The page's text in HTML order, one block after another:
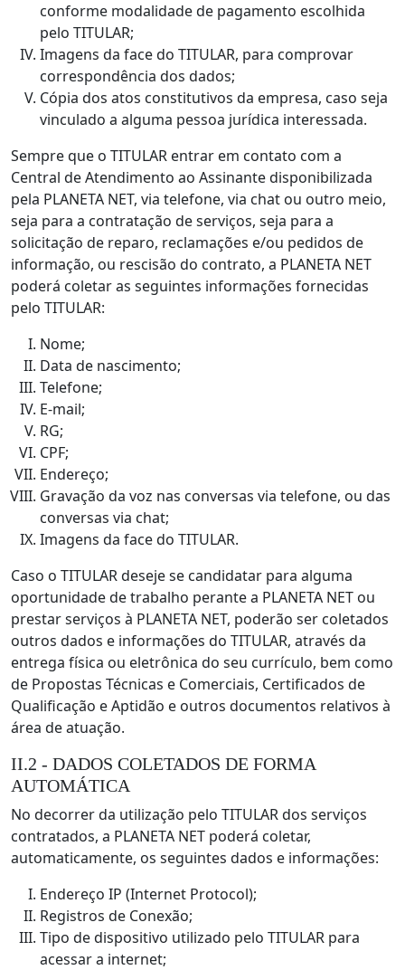
conforme modalidade de pagamento escolhida
pelo TITULAR;
Imagens da face do TITULAR, para comprovar
correspondência dos dados;
Cópia dos atos constitutivos da empresa, caso seja
vinculado a alguma pessoa jurídica interessada.
Sempre que o TITULAR entrar em contato com a
Central de Atendimento ao Assinante disponibilizada
pela PLANETA NET, via telefone, via chat ou outro meio,
seja para a contratação de serviços, seja para a
solicitação de reparo, reclamações e/ou pedidos de
informação, ou rescisão do contrato, a PLANETA NET
poderá coletar as seguintes informações fornecidas
pelo TITULAR:
Nome;
Data de nascimento;
Telefone;
E-mail;
RG;
CPF;
Endereço;
Gravação da voz nas conversas via telefone, ou das
conversas via chat;
Imagens da face do TITULAR.
Caso o TITULAR deseje se candidatar para alguma
oportunidade de trabalho perante a PLANETA NET ou
prestar serviços à PLANETA NET, poderão ser coletados
outros dados e informações do TITULAR, através da
entrega física ou eletrônica do seu currículo, bem como
de Propostas Técnicas e Comerciais, Certificados de
Qualificação e Aptidão e outros documentos relativos à
área de atuação.
II.2 - DADOS COLETADOS DE FORMA
AUTOMÁTICA
No decorrer da utilização pelo TITULAR dos serviços
contratados, a PLANETA NET poderá coletar,
automaticamente, os seguintes dados e informações:
Endereço IP (Internet Protocol);
Registros de Conexão;
Tipo de dispositivo utilizado pelo TITULAR para
acessar a internet;